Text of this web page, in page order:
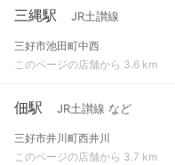
三縄駅 JR土讃線
三好市池田町中西
このページの店舗から 3.6 km
佃駅 JR土讃線 など
三好市井川町西井川
このページの店舗から 3.7 km